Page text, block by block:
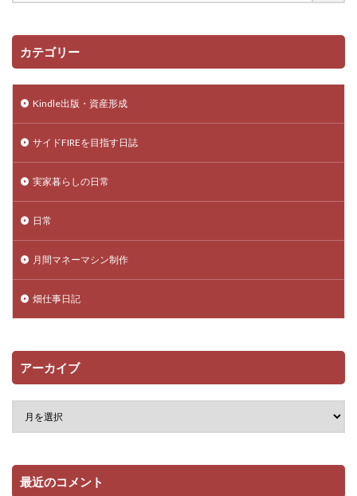
カテゴリー
Kindle出版・資産形成
サイドFIREを目指す日誌
実家暮らしの日常
日常
月間マネーマシン制作
畑仕事日記
アーカイブ
最近のコメント